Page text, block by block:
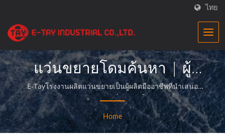
ไทย
แว่นขยายโดมค้นหา | ผู้
จำหน่ายแว่นขยาย
อุตสาหกรรม |E-Tay
E-Tayโรงงานผลิตแว่นขยายเป็นผู้ผลิตมืออาชีพที่นำเสนอ
ผลิตภัณฑ์แว่นขยายคุณภาพเยี่ยม และให้บริการที่สมบูรณ์
แบบแก่ลูกค้าของเรา
Home